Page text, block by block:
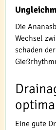
Die
Wechsel
schaden
Eine gute